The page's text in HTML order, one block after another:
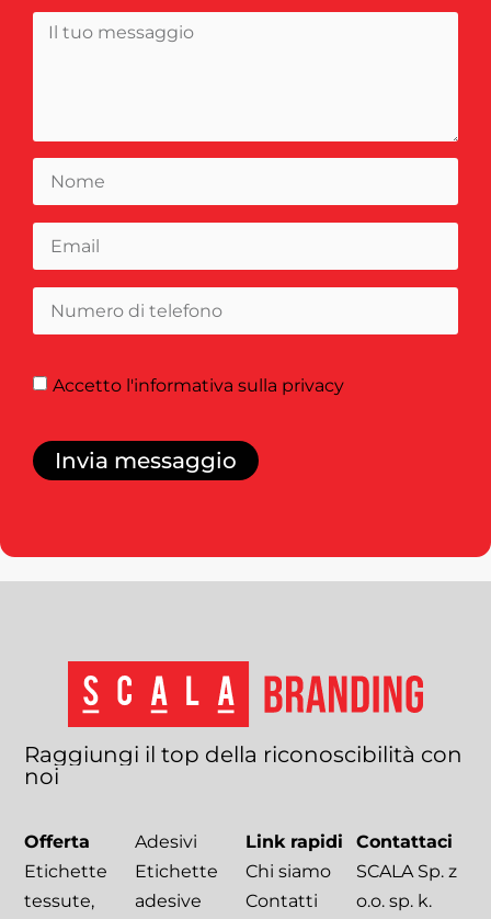
Accetto l'informativa sulla privacy
Invia messaggio
Offerta
Etichette
tessute,
Adesivi
Etichette
adesive
Link rapidi
Chi siamo
Contatti
Contattaci
SCALA Sp. z
o.o. sp. k.
Raggiungi il top della riconoscibilità con
noi